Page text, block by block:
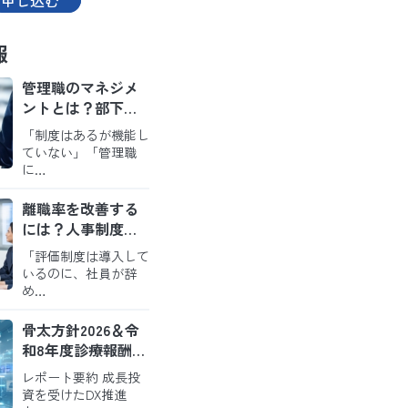
管理職のマネジメ
ントとは？部下が
育ち定着するチー
ムをつくる実践の
ポイント
「制度はあるが機能し
ていない」「管理職
に…
離職率を改善する
には？人事制度・
評価・職場環境か
ら考えるアプロー
チ
「評価制度は導入して
いるのに、社員が辞
め…
骨太方針2026＆令
和8年度診療報酬改
定から読み解く今
後の病院経営
レポート要約 成長投
資を受けたDX推進